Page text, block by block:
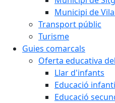
Municipi de
Transport públic
Turisme
Guies comarcals
Oferta educativa
Llar d'infants
Educació
Educació